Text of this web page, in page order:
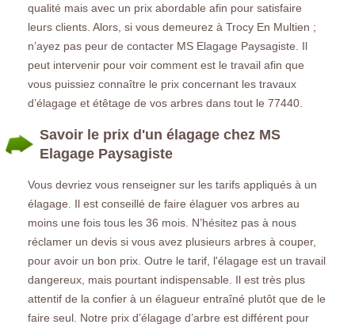
qualité mais avec un prix abordable afin pour satisfaire
leurs clients. Alors, si vous demeurez à Trocy En Multien ;
n’ayez pas peur de contacter MS Elagage Paysagiste. Il
peut intervenir pour voir comment est le travail afin que
vous puissiez connaître le prix concernant les travaux
d’élagage et étêtage de vos arbres dans tout le 77440.
Savoir le prix d'un élagage chez MS
Elagage Paysagiste
Vous devriez vous renseigner sur les tarifs appliqués à un
élagage. Il est conseillé de faire élaguer vos arbres au
moins une fois tous les 36 mois. N’hésitez pas à nous
réclamer un devis si vous avez plusieurs arbres à couper,
pour avoir un bon prix. Outre le tarif, l'élagage est un travail
dangereux, mais pourtant indispensable. Il est très plus
attentif de la confier à un élagueur entraîné plutôt que de le
faire seul. Notre prix d’élagage d’arbre est différent pour